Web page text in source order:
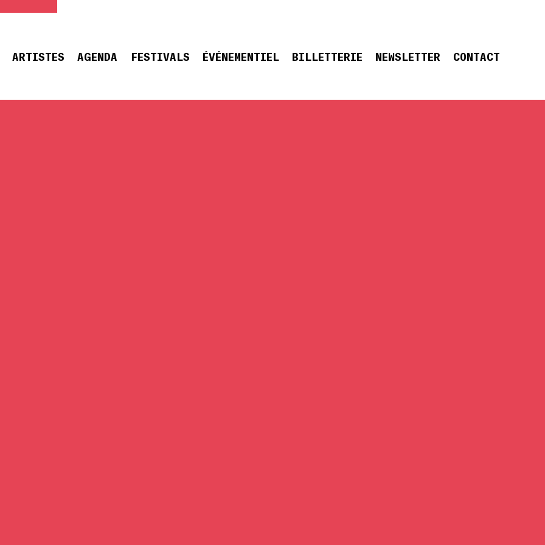
ARTISTES AGENDA FESTIVALS ÉVÉNEMENTIEL BILLETTERIE NEWSLETTER CONTACT